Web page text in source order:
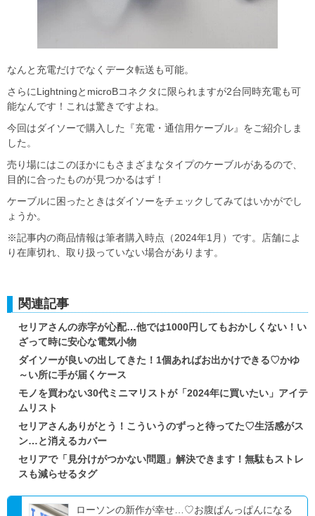
なんと充電だけでなくデータ転送も可能。
さらにLightningとmicroBコネクタに限られますが2台同時充電も可
能なんです！これは驚きですよね。
今回はダイソーで購入した『充電・通信用ケーブル』をご紹介しま
した。
売り場にはこのほかにもさまざまなタイプのケーブルがあるので、
目的に合ったものが見つかるはず！
ケーブルに困ったときはダイソーをチェックしてみてはいかがでし
ょうか。
※記事内の商品情報は筆者購入時点（2024年1月）です。店舗によ
り在庫切れ、取り扱っていない場合があります。
関連記事
セリアさんの赤字が心配…他では1000円してもおかしくない！い
ざって時に安心な電気小物
ダイソーが良いの出してきた！1個あればお出かけできる♡かゆ
～い所に手が届くケース
モノを買わない30代ミニマリストが「2024年に買いたい」アイテ
ムリスト
セリアさんありがとう！こういうのずっと待ってた♡生活感がス
ン…と消えるカバー
セリアで「見分けがつかない問題」解決できます！無駄もストレ
スも減らせるタグ
ローソンの新作が幸せ…♡お腹ぱんっぱんになる